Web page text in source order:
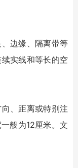
边缘、隔离带等
实线和等长的空
、距离或特别注
般为12厘米。文